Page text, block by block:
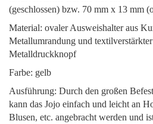
(geschlossen) bzw. 70 mm x 13 mm
Material: ovaler Ausweishalter aus
Metallumrandung und
Metalldruckknopf
Farbe: gelb
Ausführung: Durch den großen
kann das Jojo einfach und leicht an
Blusen, etc. angebracht werden und